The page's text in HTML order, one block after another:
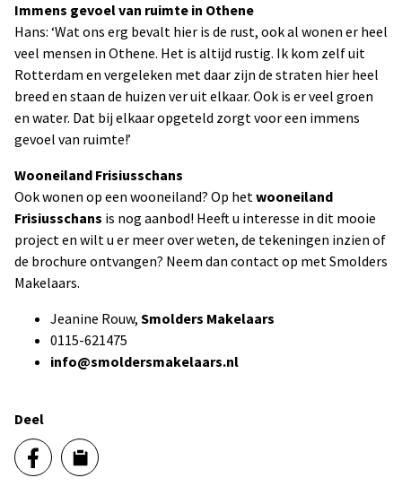
Immens gevoel van ruimte in Othene
Hans: ‘Wat ons erg bevalt hier is de rust, ook al wonen er heel
veel mensen in Othene. Het is altijd rustig. Ik kom zelf uit
Rotterdam en vergeleken met daar zijn de straten hier heel
breed en staan de huizen ver uit elkaar. Ook is er veel groen
en water. Dat bij elkaar opgeteld zorgt voor een immens
gevoel van ruimte!’
Wooneiland Frisiusschans
Ook wonen op een wooneiland? Op hetwooneiland
Frisiusschans is nog aanbod! Heeft u interesse in dit mooie
project en wilt u er meer over weten, de tekeningen inzien of
de brochure ontvangen? Neem dan contact op met Smolders
Makelaars.
Jeanine Rouw, Smolders Makelaars
0115-621475
info@smoldersmakelaars.nl
Deel